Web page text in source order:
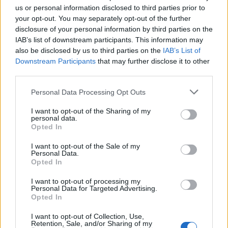
us or personal information disclosed to third parties prior to
your opt-out. You may separately opt-out of the further
disclosure of your personal information by third parties on the
IAB’s list of downstream participants. This information may
also be disclosed by us to third parties on the IAB’s List of
Downstream Participants that may further disclose it to other
Personal Data Processing Opt Outs
I want to opt-out of the Sharing of my
personal data.
Opted In
I want to opt-out of the Sale of my
Personal Data.
Opted In
I want to opt-out of processing my
Personal Data for Targeted Advertising.
Opted In
I want to opt-out of Collection, Use,
Retention, Sale, and/or Sharing of my
Protección contra Incendios
Tecnología de Procesos y Sistemas:
Instalaciones Hidráulicas
Telecomunicaciones - Comunicaciones:
Telecomunicaciones
Asociaciones
Insbesa de Fomento y Servicios, S.L. es
miembro de:
Asociación Malagueña de Instaladores y
Mantenedores (AMAIN)
promotores (A.C.P.)